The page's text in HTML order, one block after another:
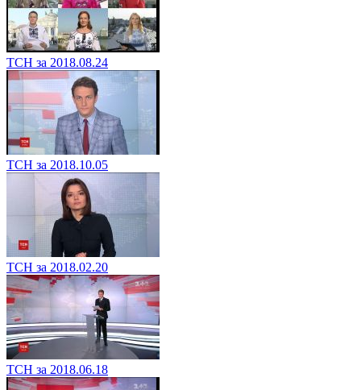
ТСН за 2018.08.24
ТСН за 2018.10.05
ТСН за 2018.02.20
ТСН за 2018.06.18